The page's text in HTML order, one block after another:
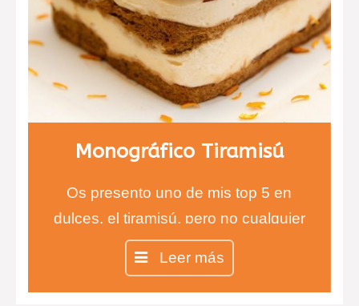
Monográfico Tiramisú
Os presento uno de mis top 5 en
dulces, el tiramisú, pero no cualquier
tiramisú, sino el auténtico tiramisú
Leer más